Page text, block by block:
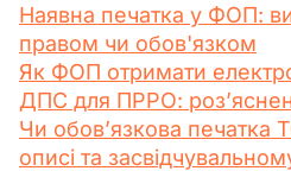
Наявна печатка у ФОП:
правом чи обов'язком
Як ФОП отримати
ДПС для ПРРО:
Чи обов’язкова печатка
описі та